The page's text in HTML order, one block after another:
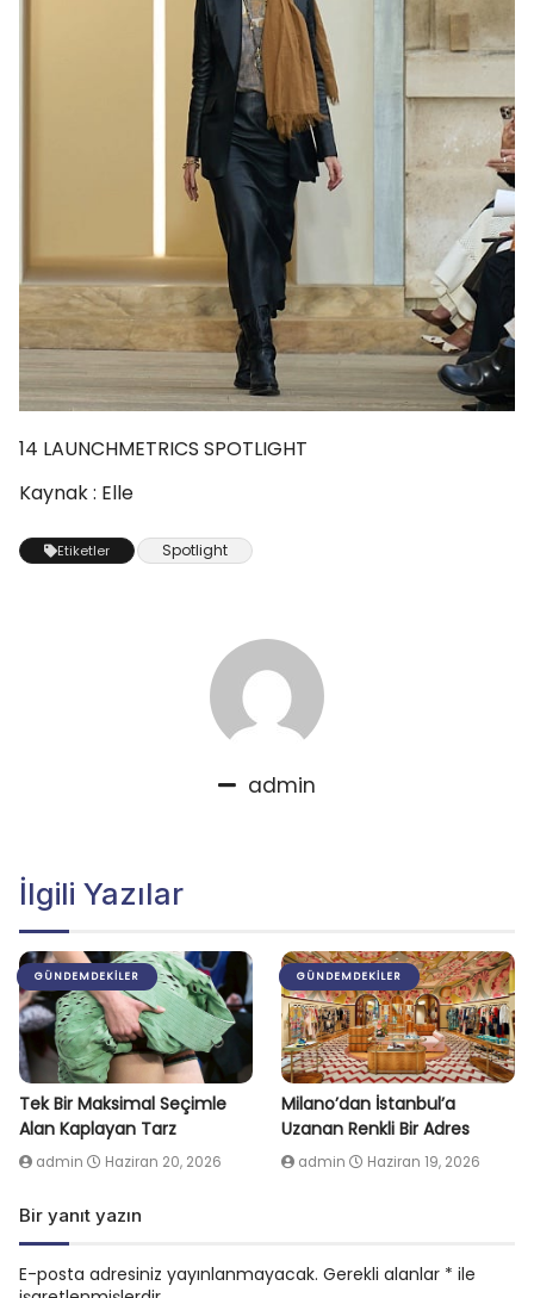
14 LAUNCHMETRICS SPOTLIGHT
Kaynak : Elle
Etiketler Spotlight
admin
İlgili Yazılar
GÜNDEMDEKILER
Tek Bir Maksimal Seçimle
Alan Kaplayan Tarz
admin Haziran 20, 2026
GÜNDEMDEKILER
Milano’dan İstanbul’a
Uzanan Renkli Bir Adres
admin Haziran 19, 2026
Bir yanıt yazın
E-posta adresiniz yayınlanmayacak. Gerekli alanlar * ile